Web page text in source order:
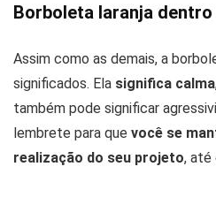
Borboleta laranja dentro
Assim como as demais, a
significados. Ela significa calma
também pode significar
lembrete para que você se
realização do seu projeto, até